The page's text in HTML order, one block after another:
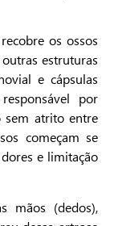
os ossos
estruturas
e cápsulas
por
sem atrito entre
começam se
e limitação
mãos (dedos),